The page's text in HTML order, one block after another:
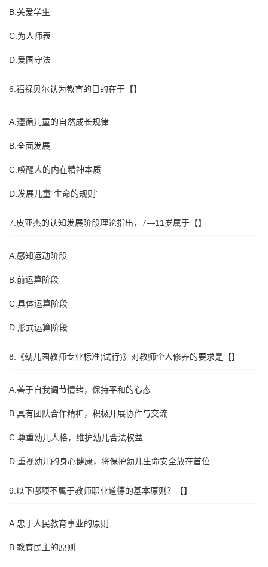
B.关爱学生
C.为人师表
D.爱国守法
6.福禄贝尔认为教育的目的在于【】
A.遵循儿童的自然成长规律
B.全面发展
C.唤醒人的内在精神本质
D.发展儿童“生命的规则”
7.皮亚杰的认知发展阶段理论指出，7—11岁属于【】
A.感知运动阶段
B.前运算阶段
C.具体运算阶段
D.形式运算阶段
8.《幼儿园教师专业标准(试行)》对教师个人修养的要求是【】
A.善于自我调节情绪，保持平和的心态
B.具有团队合作精神，积极开展协作与交流
C.尊重幼儿人格，维护幼儿合法权益
D.重视幼儿的身心健康，将保护幼儿生命安全放在首位
9.以下哪项不属于教师职业道德的基本原则？【】
A.忠于人民教育事业的原则
B.教育民主的原则